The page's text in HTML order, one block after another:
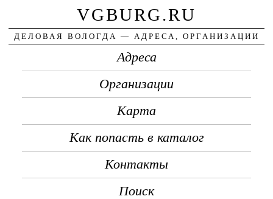
VGBURG.RU
ДЕЛОВАЯ ВОЛОГДА — АДРЕСА, ОРГАНИЗАЦИИ
Адреса
Организации
Карта
Как попасть в каталог
Контакты
Поиск